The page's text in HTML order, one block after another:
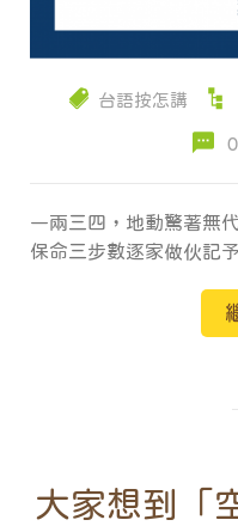
台語按怎講
一兩三四，地動驚著無
保命三步數逐家做伙記
大家想到「